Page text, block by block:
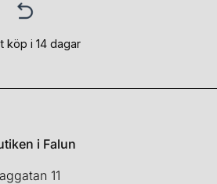
köp i 14 dagar
i Falun
11